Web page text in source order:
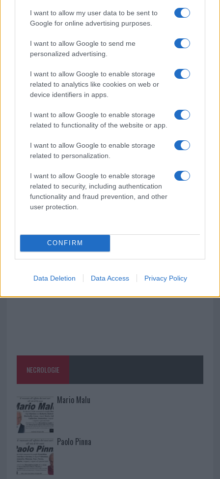
I want to allow my user data to be sent to
Google for online advertising purposes.
I want to allow Google to send me
personalized advertising.
I want to allow Google to enable storage
related to analytics like cookies on web or
device identifiers in apps.
I want to allow Google to enable storage
related to functionality of the website or app.
I want to allow Google to enable storage
related to personalization.
I want to allow Google to enable storage
related to security, including authentication
functionality and fraud prevention, and other
user protection.
CONFIRM
Data Deletion Data Access Privacy Policy
Andrea Mura conquista Palau: grande
minori, Albieri: “Episodi gravissimi”
50mila nel resort
Meteo Olbia 7 agosto, sole e caldo tornano
protagonisti
Test tunnel Olbia: rampe chiuse ancora fino a
fine agosto
amate dell’estate 2026
NECROLOGIE
Mario Malu
Paolo Pinna